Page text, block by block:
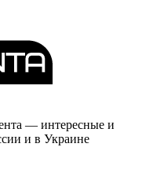
— интересные и
и в Украине